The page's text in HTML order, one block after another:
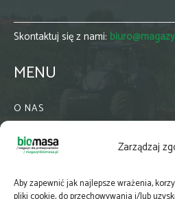
Zarządzaj
Aby zapewnić jak najlepsze wrażenia,
Skontaktuj się z nami:
MENU
O NAS
WSPÓŁPRACA
PRENUMERATA